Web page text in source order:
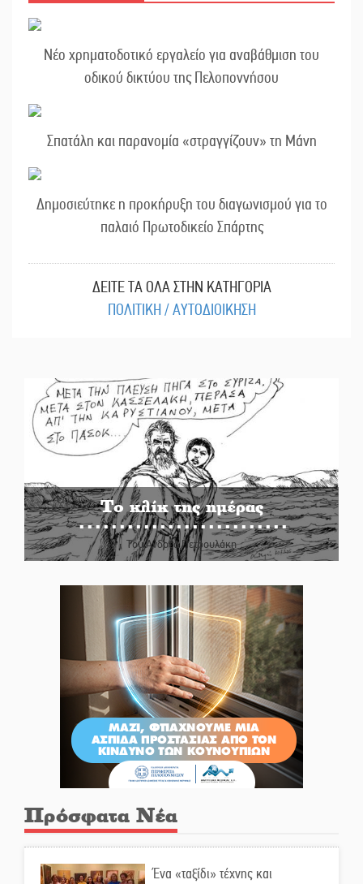
Νέο χρηματοδοτικό εργαλείο για αναβάθμιση του
οδικού δικτύου της Πελοποννήσου
Σπατάλη και παρανομία «στραγγίζουν» τη Μάνη
Δημοσιεύτηκε η προκήρυξη του διαγωνισμού για το
παλαιό Πρωτοδικείο Σπάρτης
ΔΕΙΤΕ ΤΑ ΟΛΑ ΣΤΗΝ ΚΑΤΗΓΟΡΙΑ
ΠΟΛΙΤΙΚΗ / ΑΥΤΟΔΙΟΙΚΗΣΗ
Το κλίκ της ημέρας
Του Ανδρέα Πετρουλάκη
Πρόσφατα Νέα
Ένα «ταξίδι» τέχνης και